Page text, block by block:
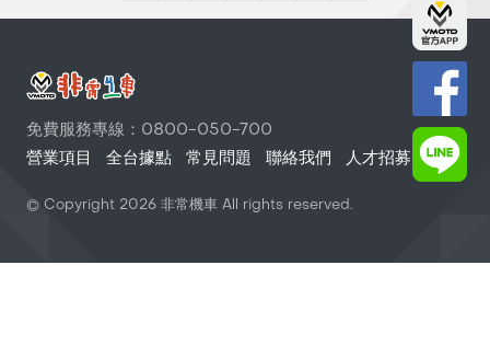
免費服務專線：0800-050-700
營業項目
全台據點 常見問題 聯絡我們 人才招募
© Copyright 2026 非常機車 All rights reserved.